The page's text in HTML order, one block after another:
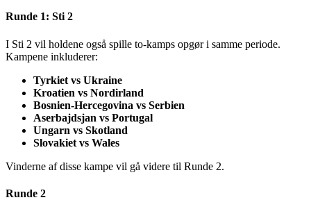
Runde 1: Sti 2
I Sti 2 vil holdene også spille to-kamps opgør i samme periode.
Kampene inkluderer:
Tyrkiet vs Ukraine
Kroatien vs Nordirland
Bosnien-Hercegovina vs Serbien
Aserbajdsjan vs Portugal
Ungarn vs Skotland
Slovakiet vs Wales
Vinderne af disse kampe vil gå videre til Runde 2.
Runde 2